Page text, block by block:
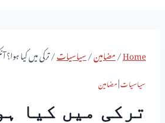
Home
/مضامین/سیاسیات/ترکی میں کیا
سیاسیات|مضامین
ترکی میں کیا